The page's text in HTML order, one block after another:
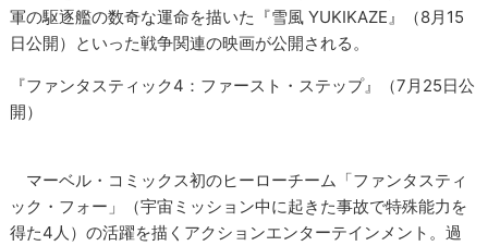
軍の駆逐艦の数奇な運命を描いた『雪風 YUKIKAZE』（8月15
日公開）といった戦争関連の映画が公開される。
『ファンタスティック4：ファースト・ステップ』（7月25日公
開）
マーベル・コミックス初のヒーローチーム「ファンタスティ
ック・フォー」（宇宙ミッション中に起きた事故で特殊能力を
得た4人）の活躍を描くアクションエンターテインメント。過